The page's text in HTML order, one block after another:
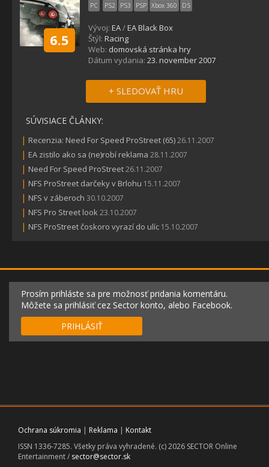
6.5
PC PS2 PS3 PSP Xbox 360 DS
Vývoj: EA/EA Black Box
Štýl: Racing
Web: domovská stránka hry
Dátum vydania: 23. november 2007
+ SLEDOVAŤ HRU
SÚVISIACE ČLÁNKY:
| Recenzia: Need For Speed ProStreet (65)26.11.2007
| EA zistilo ako sa (ne)robí reklama 28.11.2007
| Need For Speed ProStreet26.11.2007
| NFS ProStreet darčeky v Brlohu 15.11.2007
| NFS v záberoch 30.10.2007
| NFS Pro Street look23.10.2007
| NFS ProStreet čoskoro vyrazí do ulíc 15.10.2007
Prosím prihláste sa pre možnosť pridania komentáru.
Môžete sa prihlásiť cez Sector konto, alebo Facebook.
PRIHLÁSIŤ
Ochrana súkromia | Reklama | Kontakt
ISSN 1336-7285. Všetky práva vyhradené. (c) 2026 SECTOR Online
Entertainment / sector@sector.sk